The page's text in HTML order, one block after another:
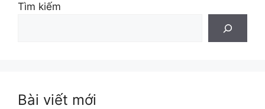
Tìm kiếm
Bài viết mới